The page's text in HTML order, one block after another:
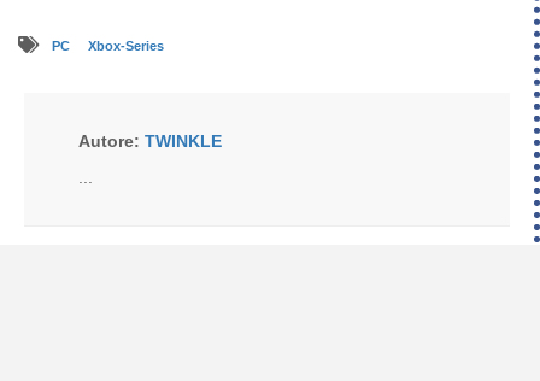
PC Xbox-Series
Autore: TWINKLE